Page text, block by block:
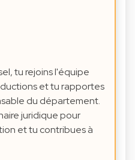
tu rejoins l'équipe
et tu rapportes
du département.
juridique pour
et tu contribues à